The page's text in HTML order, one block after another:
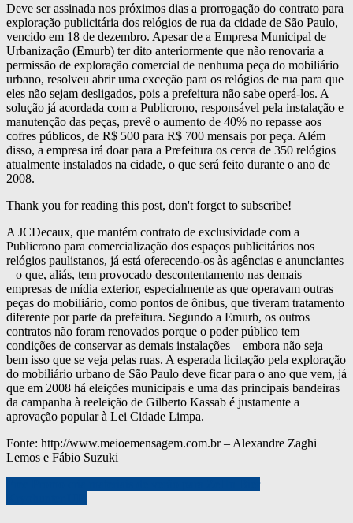
Deve ser assinada nos próximos dias a prorrogação do contrato para
exploração publicitária dos relógios de rua da cidade de São Paulo,
vencido em 18 de dezembro. Apesar de a Empresa Municipal de
Urbanização (Emurb) ter dito anteriormente que não renovaria a
permissão de exploração comercial de nenhuma peça do mobiliário
urbano, resolveu abrir uma exceção para os relógios de rua para que
eles não sejam desligados, pois a prefeitura não sabe operá-los. A
solução já acordada com a Publicrono, responsável pela instalação e
manutenção das peças, prevê o aumento de 40% no repasse aos
cofres públicos, de R$ 500 para R$ 700 mensais por peça. Além
disso, a empresa irá doar para a Prefeitura os cerca de 350 relógios
atualmente instalados na cidade, o que será feito durante o ano de
2008.
Thank you for reading this post, don't forget to subscribe!
A JCDecaux, que mantém contrato de exclusividade com a
Publicrono para comercialização dos espaços publicitários nos
relógios paulistanos, já está oferecendo-os às agências e anunciantes
– o que, aliás, tem provocado descontentamento nas demais
empresas de mídia exterior, especialmente as que operavam outras
peças do mobiliário, como pontos de ônibus, que tiveram tratamento
diferente por parte da prefeitura. Segundo a Emurb, os outros
contratos não foram renovados porque o poder público tem
condições de conservar as demais instalações – embora não seja
bem isso que se veja pelas ruas. A esperada licitação pela exploração
do mobiliário urbano de São Paulo deve ficar para o ano que vem, já
que em 2008 há eleições municipais e uma das principais bandeiras
da campanha à reeleição de Gilberto Kassab é justamente a
aprovação popular à Lei Cidade Limpa.
Fonte: http://www.meioemensagem.com.br – Alexandre Zaghi
Lemos e Fábio Suzuki
Navegação
de